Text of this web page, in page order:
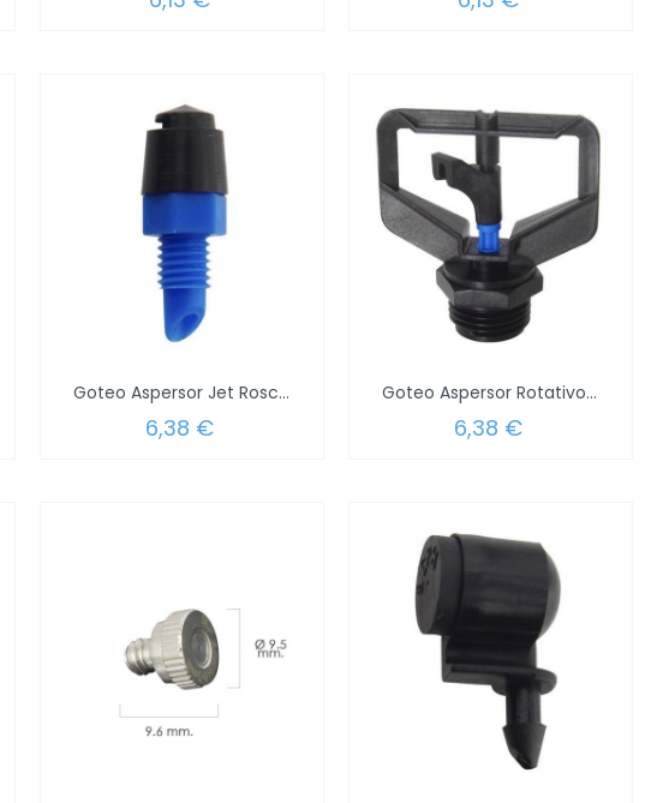
Goteo Aspersor Jet Roscado 90º (Blister...
6,38 €
Goteo Aspersor Rotativo Roscado (Blister...
6,38 €